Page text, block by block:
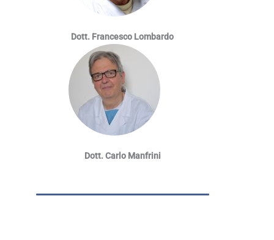
Dott. Francesco Lombardo
Dott. Carlo Manfrini